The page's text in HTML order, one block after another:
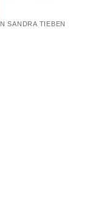
SANDRA TIEBEN